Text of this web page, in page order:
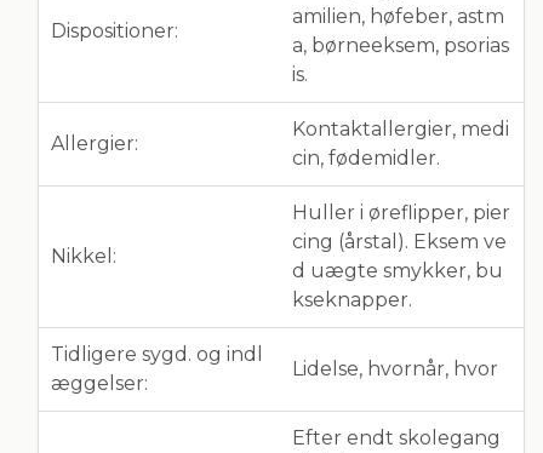
Dispositioner:
amilien, høfeber, astm
a, børneeksem, psorias
is.
Allergier:
Kontaktallergier, medi
cin, fødemidler.
Nikkel:
Huller i øreflipper, pier
cing (årstal). Eksem ve
d uægte smykker, bu
kseknapper.
Tidligere sygd. og indl
æggelser:
Lidelse, hvornår, hvor
Efter endt skolegang